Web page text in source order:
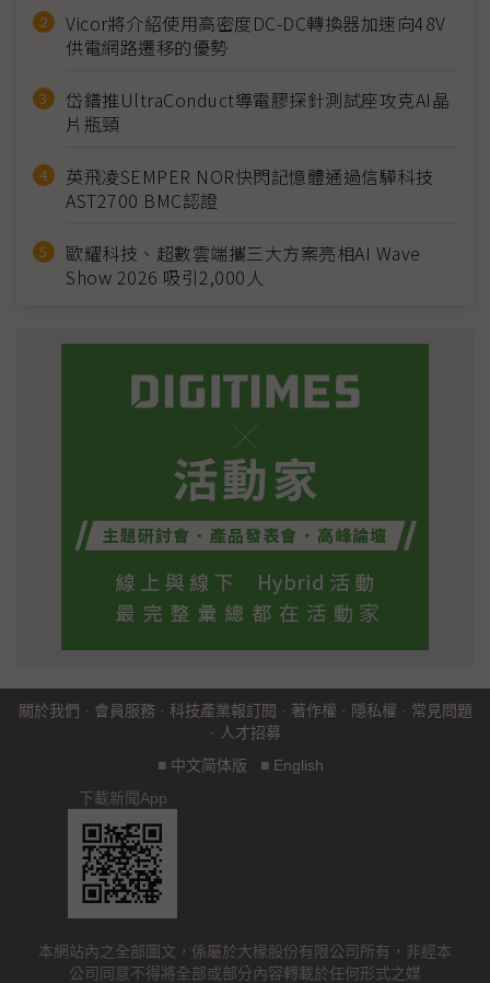
Vicor將介紹使用高密度DC-DC轉換器加速向48V
供電網路遷移的優勢
岱鐠推UltraConduct導電膠探針測試座攻克AI晶
片瓶頸
英飛凌SEMPER NOR快閃記憶體通過信驊科技
AST2700 BMC認證
歐耀科技、超數雲端攜三大方案亮相AI Wave
Show 2026 吸引2,000人
關於我們 · 會員服務 · 科技產業報訂閱 · 著作權 · 隱私權 · 常見問題
· 人才招募
■ 中文简体版 ■ English
下載新聞App
本網站內之全部圖文，係屬於大椽股份有限公司所有，非經本
公司同意不得將全部或部分內容轉載於任何形式之媒